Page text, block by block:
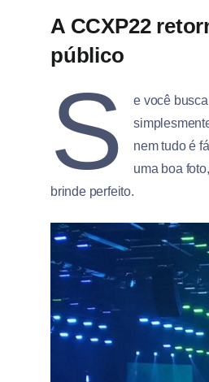
A CCXP22
público
S
e você
nem tudo é
uma boa
brinde perfeito.